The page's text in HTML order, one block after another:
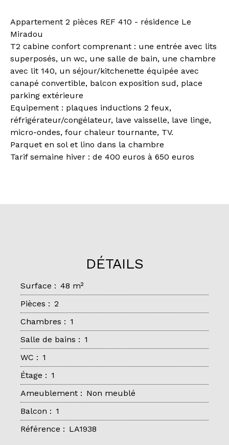
Appartement 2 pièces REF 410 - résidence Le
Miradou
T2 cabine confort comprenant : une entrée avec lits
superposés, un wc, une salle de bain, une chambre
avec lit 140, un séjour/kitchenette équipée avec
canapé convertible, balcon exposition sud, place
parking extérieure
Equipement : plaques inductions 2 feux,
réfrigérateur/congélateur, lave vaisselle, lave linge,
micro-ondes, four chaleur tournante, TV.
Parquet en sol et lino dans la chambre
Tarif semaine hiver : de 400 euros à 650 euros
DÉTAILS
Surface : 48 m²
Pièces : 2
Chambres : 1
Salle de bains : 1
WC : 1
Étage : 1
Ameublement : Non meublé
Balcon : 1
Référence : LA1938